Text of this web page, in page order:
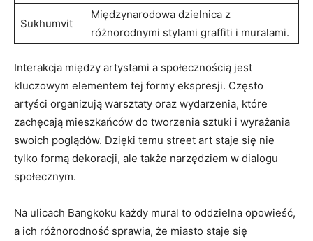
Sukhumvit
Międzynarodowa dzielnica z
różnorodnymi stylami graffiti i muralami.
Interakcja między artystami a społecznością jest
kluczowym elementem tej formy ekspresji. Często
artyści organizują warsztaty oraz wydarzenia, które
zachęcają mieszkańców do tworzenia sztuki i wyrażania
swoich poglądów. Dzięki temu street art staje się nie
tylko formą dekoracji, ale także narzędziem w dialogu
społecznym.
Na ulicach Bangkoku każdy mural to oddzielna opowieść,
a ich różnorodność sprawia, że miasto staje się